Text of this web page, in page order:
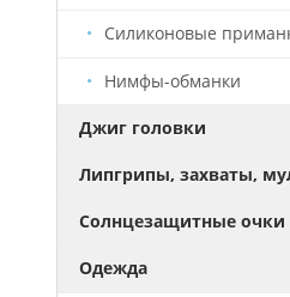
Силиконовые
Нимфы-обманки
Джиг головки
Липгрипы, захваты,
Солнцезащитные очки
Одежда
АКЦИЯ. УСПЕЙ КУПИТЬ!